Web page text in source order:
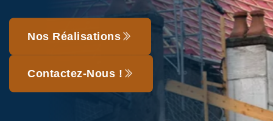
Nos Réalisations
Contactez-Nous !